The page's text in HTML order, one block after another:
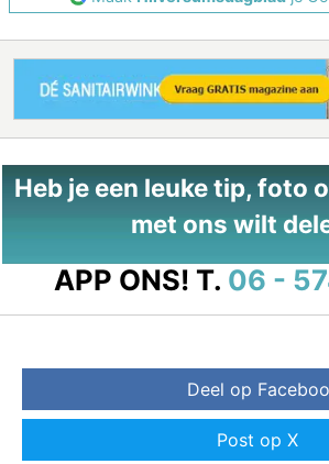
Heb je een leuke tip, foto
met ons wilt
APP ONS! T. 06 -
Deel op
Post op X